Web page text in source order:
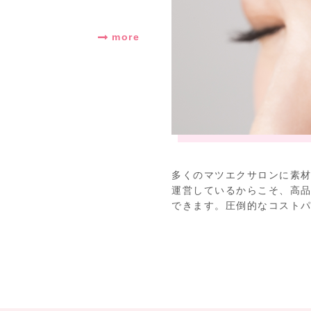
more
多くのマツエクサロンに素
運営しているからこそ、高
できます。圧倒的なコスト